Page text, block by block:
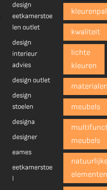
design
eetkamerstoe
len outlet
design
interieur
advies
design outlet
design
stoelen
designa
designer
eames
eetkamerstoe
l
kwaliteit
lichte
kleuren
meubels
meubels